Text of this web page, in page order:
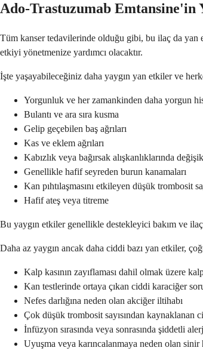
Ado-Trastuzumab
Tüm kanser tedavilerinde olduğu gibi, bu ilaç da yan
etkiyi yönetmenize yardımcı olacaktır.
İşte yaşayabileceğiniz daha yaygın yan etkiler ve
Yorgunluk ve her zamankinden daha yorgun
Bulantı ve ara sıra kusma
Gelip geçebilen baş ağrıları
Kas ve eklem ağrıları
Kabızlık veya bağırsak alışkanlıklarında
Genellikle hafif seyreden burun kanamaları
Kan pıhtılaşmasını etkileyen düşük trombosit
Hafif ateş veya titreme
Bu yaygın etkiler genellikle destekleyici bakım ve
Daha az yaygın ancak daha ciddi bazı yan etkiler,
Kalp kasının zayıflaması dahil olmak üzere
Kan testlerinde ortaya çıkan ciddi karaciğer
Nefes darlığına neden olan akciğer iltihabı
Çok düşük trombosit sayısından kaynaklanan
İnfüzyon sırasında veya sonrasında şiddetli
Uyuşma veya karıncalanmaya neden olan sinir